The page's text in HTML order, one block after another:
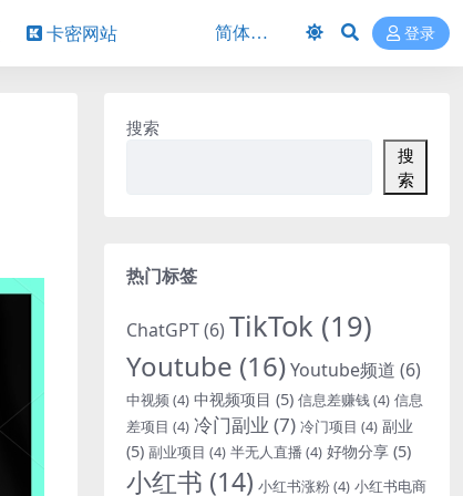
卡密网站 登录
搜索
搜
索
热门标签
ChatGPT(6) TikTok (19)
Youtube (16)Youtube频道 (6)
中视频(4) 中视频项目 (5) 信息差赚钱(4) 信息
差项目 (4) 冷门副业 (7) 冷门项目 (4) 副业
(5) 副业项目 (4) 半无人直播 (4) 好物分享 (5)
小红书 (14) 小红书涨粉(4) 小红书电商